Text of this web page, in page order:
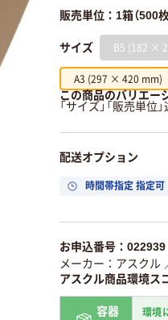
販売単位：1箱（500
サイズ B5 (182 ×
A3 (297 × 420 mm)
この商品のバリエー
「サイズ」「販売単位
配送オプション
時間帯指定 指定可
お申込番号：022939
メーカー：アスクル
アスクル商品環境ス
容器
環境